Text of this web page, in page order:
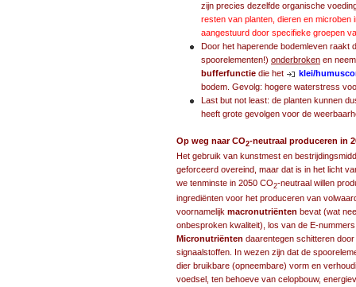
zijn precies dezelfde organische
resten van planten, dieren en microben
aangestuurd door specifieke groepen
Door het haperende bodemleven raakt
spoorelementen!) onderbroken en
bufferfunctie die het
klei/
bodem. Gevolg: hogere waterstress
Last but not least: de planten kunnen
heeft grote gevolgen voor de
Op weg naar CO2-neutraal produceren in
Het gebruik van kunstmest en
geforceerd overeind, maar dat is in het licht
we tenminste in 2050 CO2-neutraal willen
ingrediënten voor het produceren van
voornamelijk macronutriënten bevat (wat
onbesproken kwaliteit), los van de E-
Micronutriënten daarentegen schitteren
signaalstoffen. In wezen zijn dat de
dier bruikbare (opneembare) vorm en
voedsel, ten behoeve van celopbouw,